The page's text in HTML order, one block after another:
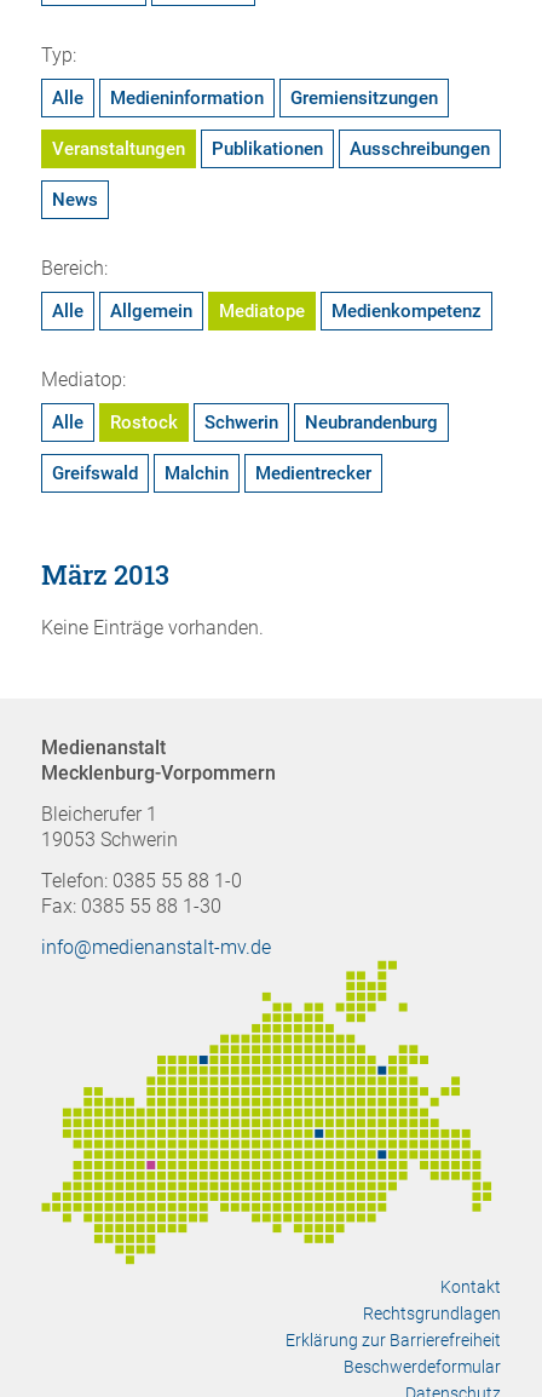
Typ:
Alle Medieninformation Gremiensitzungen
Veranstaltungen Publikationen Ausschreibungen
News
Bereich:
Alle Allgemein Mediatope Medienkompetenz
Mediatop:
Alle Rostock Schwerin Neubrandenburg
Greifswald Malchin Medientrecker
März 2013
Keine Einträge vorhanden.
Medienanstalt
Mecklenburg-Vorpommern
Bleicherufer 1
19053 Schwerin
Telefon: 0385 55 88 1-0
Fax: 0385 55 88 1-30
info@medienanstalt-mv.de
Kontakt
Rechtsgrundlagen
Erklärung zur Barrierefreiheit
Beschwerdeformular
Datenschutz